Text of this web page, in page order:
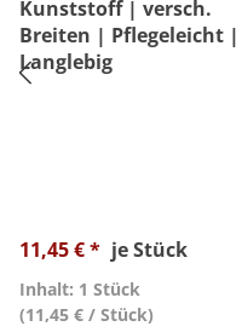
Kunststoff | versch.
Breiten | Pflegeleicht |
Langlebig
11,45 € * je Stück
Inhalt: 1 Stück
(11,45 € / Stück)